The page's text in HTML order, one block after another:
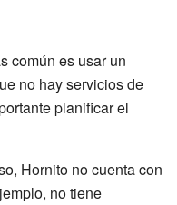
común es usar un
no hay servicios de
planificar el
Hornito no cuenta con
no tiene